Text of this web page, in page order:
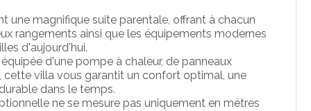
une magnifique suite parentale, offrant à chacun
rangements ainsi que les équipements modernes
d'aujourd'hui.
d'une pompe à chaleur, de panneaux
villa vous garantit un confort optimal, une
dans le temps.
ne se mesure pas uniquement en mètres